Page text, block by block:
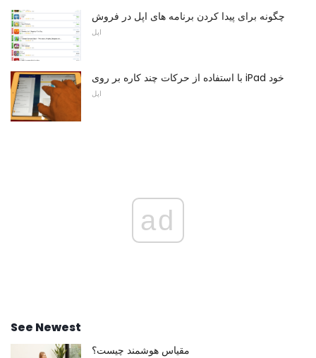
چگونه برای پیدا کردن برنامه های اپل در فروش
اپل
با استفاده از حرکات چند کاره بر روی iPad خود
اپل
ad
See Newest
مقیاس هوشمند چیست؟